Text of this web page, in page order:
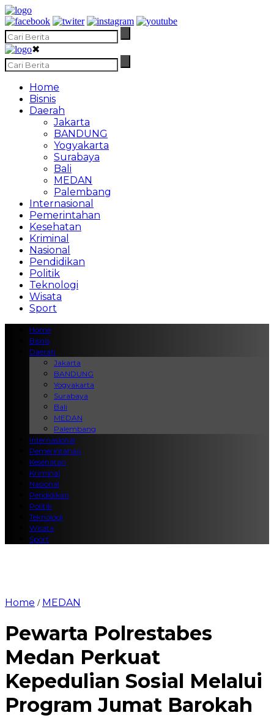
✖
Home
Bisnis
Daerah
Jakarta
BANDUNG
Yogyakarta
Surabaya
Bali
MEDAN
Palembang
Internasional
Pemerintahan
Kesehatan
Kriminal
Nasional
Pendidikan
Politik
Teknologi
Wisata
Sport
Home
Bisnis
Daerah
Jakarta
BANDUNG
Yogyakarta
Surabaya
Bali
MEDAN
Palembang
Internasional
Pemerintahan
Kesehatan
Kriminal
Nasional
Pendidikan
Politik
Teknologi
Wisata
Sport
Home / MEDAN
Pewarta Polrestabes
Medan Perkuat
Kepedulian Sosial Melalui
Program Jumat Barokah